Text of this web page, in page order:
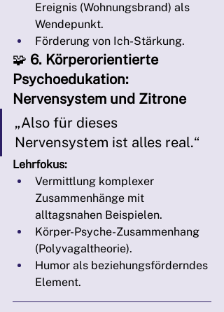
Ereignis (Wohnungsbrand) als
Wendepunkt.
Förderung von Ich-Stärkung.
🧩 6. Körperorientierte
Psychoedukation:
Nervensystem und Zitrone
„Also für dieses
Nervensystem ist alles real.“
Lehrfokus:
Vermittlung komplexer
Zusammenhänge mit
alltagsnahen Beispielen.
Körper-Psyche-Zusammenhang
(Polyvagaltheorie).
Humor als beziehungsförderndes
Element.